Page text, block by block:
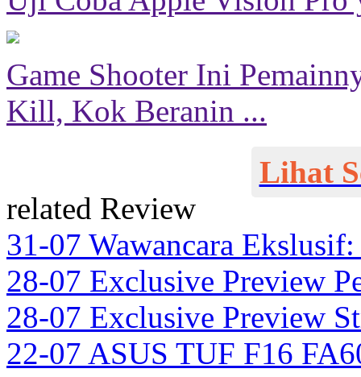
Game Shooter Ini
Kill, Kok Beranin ...
Lihat
related Review
31-07 Wawancara
28-07 Exclusive Preview
28-07 Exclusive Preview
22-07 ASUS TUF F16